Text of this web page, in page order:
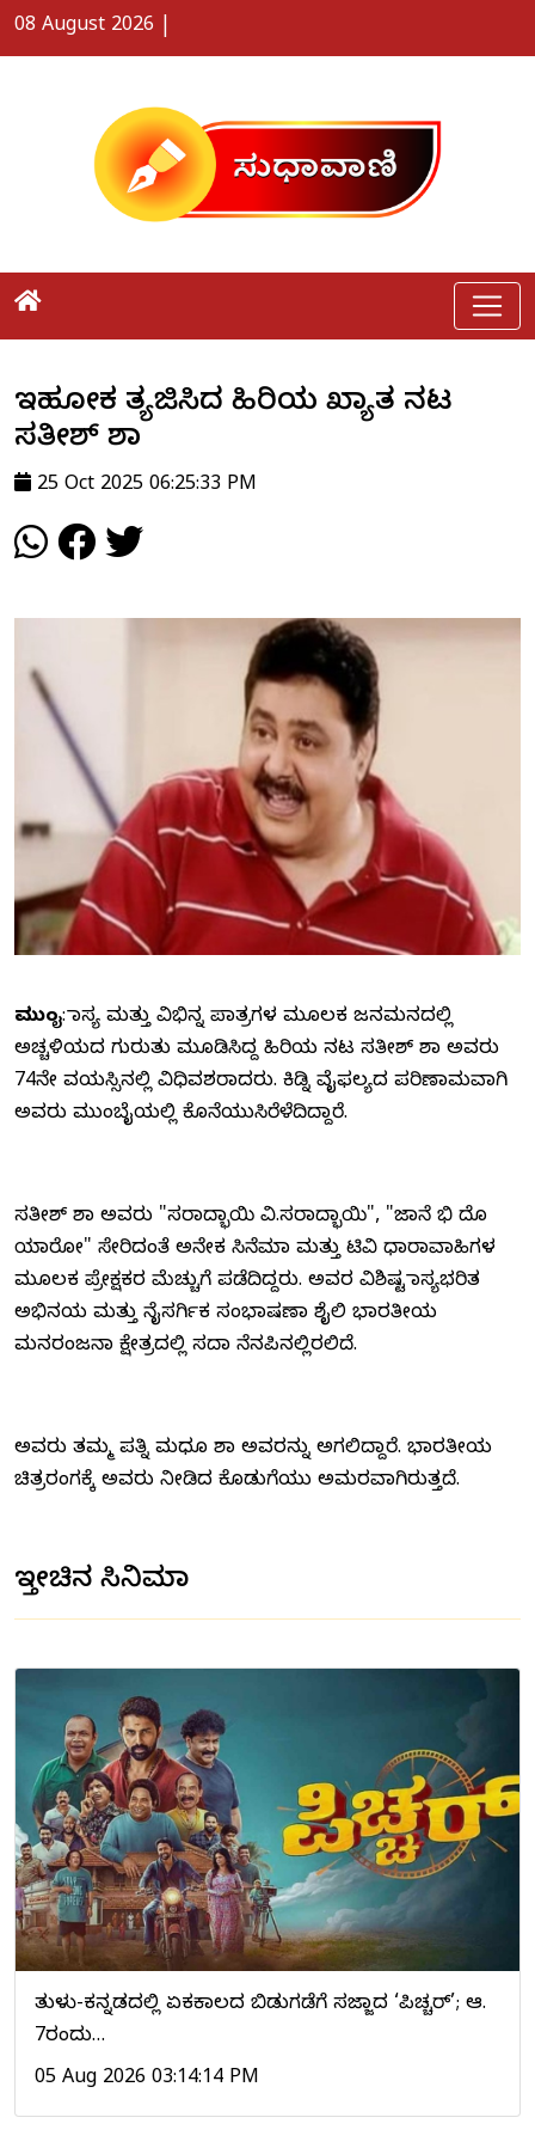
08 August 2026
ಇಹಲೋಕ ತ್ಯಜಿಸಿದ ಹಿರಿಯ ಖ್ಯಾತ ನಟ
ಸತೀಶ್ ಶಾ
25 Oct 2025 06:25:33 PM
ಮುಂಬೈ: ಹಾಸ್ಯ ಮತ್ತು ವಿಭಿನ್ನ ಪಾತ್ರಗಳ ಮೂಲಕ ಜನಮನದಲ್ಲಿ
ಅಚ್ಚಳಿಯದ ಗುರುತು ಮೂಡಿಸಿದ್ದ ಹಿರಿಯ ನಟ ಸತೀಶ್ ಶಾ ಅವರು
74ನೇ ವಯಸ್ಸಿನಲ್ಲಿ ವಿಧಿವಶರಾದರು. ಕಿಡ್ನಿ ವೈಫಲ್ಯದ ಪರಿಣಾಮವಾಗಿ
ಅವರು ಮುಂಬೈಯಲ್ಲಿ ಕೊನೆಯುಸಿರೆಳೆದಿದ್ದಾರೆ.
ಸತೀಶ್ ಶಾ ಅವರು "ಸರಾದ್ಭಾಯಿ ವಿ.ಸರಾದ್ಭಾಯಿ", "ಜಾನೆ ಭಿ ದೊ
ಯಾರೋ" ಸೇರಿದಂತೆ ಅನೇಕ ಸಿನೆಮಾ ಮತ್ತು ಟಿವಿ ಧಾರಾವಾಹಿಗಳ
ಮೂಲಕ ಪ್ರೇಕ್ಷಕರ ಮೆಚ್ಚುಗೆ ಪಡೆದಿದ್ದರು. ಅವರ ವಿಶಿಷ್ಟ ಹಾಸ್ಯಭರಿತ
ಅಭಿನಯ ಮತ್ತು ನೈಸರ್ಗಿಕ ಸಂಭಾಷಣಾ ಶೈಲಿ ಭಾರತೀಯ
ಮನರಂಜನಾ ಕ್ಷೇತ್ರದಲ್ಲಿ ಸದಾ ನೆನಪಿನಲ್ಲಿರಲಿದೆ.
ಅವರು ತಮ್ಮ ಪತ್ನಿ ಮಧೂ ಶಾ ಅವರನ್ನು ಅಗಲಿದ್ದಾರೆ. ಭಾರತೀಯ
ಚಿತ್ರರಂಗಕ್ಕೆ ಅವರು ನೀಡಿದ ಕೊಡುಗೆಯು ಅಮರವಾಗಿರುತ್ತದೆ.
ಇತ್ತೀಚಿನ ಸಿನಿಮಾ
ತುಳು-ಕನ್ನಡದಲ್ಲಿ ಏಕಕಾಲದ ಬಿಡುಗಡೆಗೆ ಸಜ್ಜಾದ ‘ಪಿಚ್ಚರ್’; ಆ.
7ರಂದು…
05 Aug 2026 03:14:14 PM